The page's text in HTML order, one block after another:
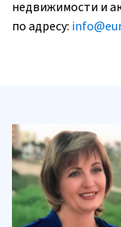
недвижимости и
по адресу: